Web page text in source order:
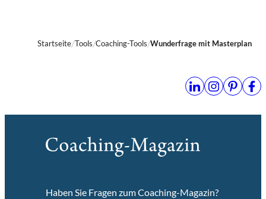
Startseite Tools Coaching-Tools Wunderfrage mit Masterplan
Haben Sie Fragen zum Coaching-Magazin?